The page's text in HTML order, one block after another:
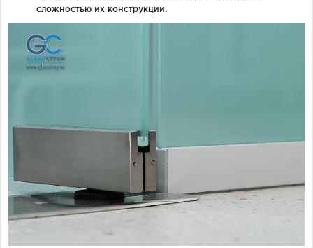
сложностью их конструкции.